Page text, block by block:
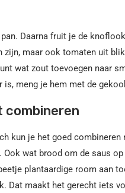
Daarna fruit je de
maar ook tomaten uit
wat zout toevoegen naar
meng je hem met de
combineren
kun je het goed combineren
wat brood om de saus
plantaardige room aan
Dat maakt het gerecht iets